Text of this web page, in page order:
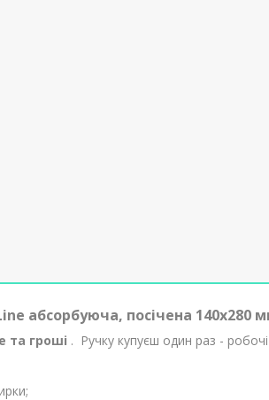
абсорбуюча, посічена 140х280
та гроші . Ручку купуєш один раз -